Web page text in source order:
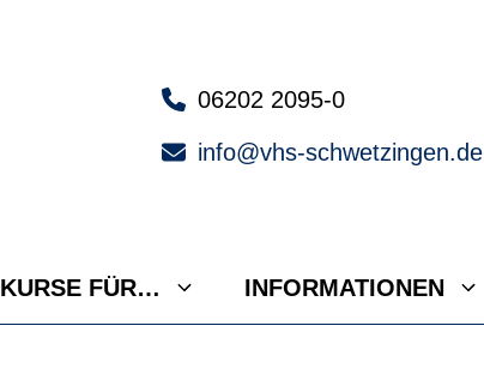
06202 2095-0
info@vhs-schwetzingen.de
KURSE FÜR… INFORMATIONEN